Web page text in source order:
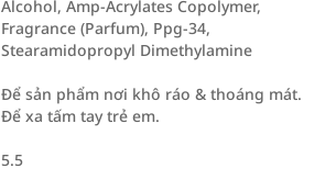
Alcohol, Amp-Acrylates Copolymer,
Fragrance (Parfum), Ppg-34,
Stearamidopropyl Dimethylamine
Để sản phẩm nơi khô ráo & thoáng mát.
Để xa tấm tay trẻ em.
5.5